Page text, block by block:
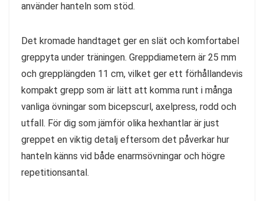
använder hanteln som stöd.
Det kromade handtaget ger en slät och komfortabel
greppyta under träningen. Greppdiametern är 25 mm
och grepplängden 11 cm, vilket ger ett förhållandevis
kompakt grepp som är lätt att komma runt i många
vanliga övningar som bicepscurl, axelpress, rodd och
utfall. För dig som jämför olika hexhantlar är just
greppet en viktig detalj eftersom det påverkar hur
hanteln känns vid både enarmsövningar och högre
repetitionsantal.